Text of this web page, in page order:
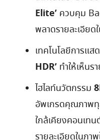
Elite’ควบคุม
พลาดรายละเอีย
เทคโนโลยีการแ
HDR’ทำให้เห็นร
ไฮไลท์นวัตกรรม
อัพเกรดคุณภาพทุ
ใกล้เคียงคอนเท
รายละเอียดในภ